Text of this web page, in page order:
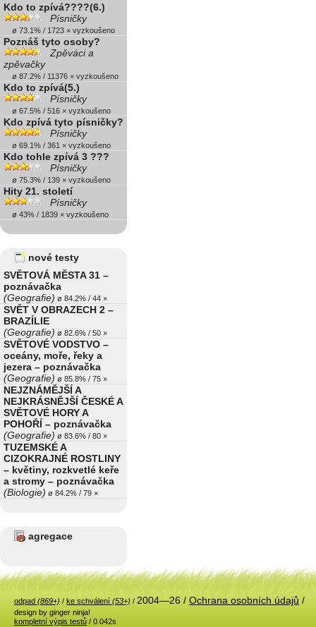
Kdo to zpívá????(6.)
Písničky
ø 73.1% / 1723 × vyzkoušeno
Poznáš tyto osoby?
Zpěváci a
zpěvačky
ø 87.2% / 11376 × vyzkoušeno
Kdo to zpívá(5.)
Písničky
ø 67.5% / 516 × vyzkoušeno
Kdo zpívá tyto písničky?
Písničky
ø 69.1% / 361 × vyzkoušeno
Kdo tohle zpívá 3 ???
Písničky
ø 75.3% / 139 × vyzkoušeno
Hity 21. století
Písničky
ø 43% / 1839 × vyzkoušeno
nové testy
SVĚTOVÁ MĚSTA 31 –
poznávačka
(Geografie) ø 84.2% / 44 ×
SVĚT V OBRAZECH 2 –
BRAZÍLIE
(Geografie) ø 82.6% / 50 ×
SVĚTOVÉ VODSTVO –
oceány, moře, řeky a
jezera – poznávačka
(Geografie) ø 85.8% / 75 ×
NEJZNÁMĚJŠÍ A
NEJKRÁSNĚJŠÍ ČESKÉ A
SVĚTOVÉ HORY A
POHOŘÍ – poznávačka
(Geografie) ø 83.6% / 80 ×
TUZEMSKÉ A
CIZOKRAJNÉ ROSTLINY
– květiny, rozkvetlé keře
a stromy – poznávačka
(Biologie) ø 84.2% / 79 ×
agregace
odpad (869+) / ke schválení (53+) / 2004—26 / Ochrana osobních údajů /
design by ginger ninja!
kompletní výpis testů / 0.042s